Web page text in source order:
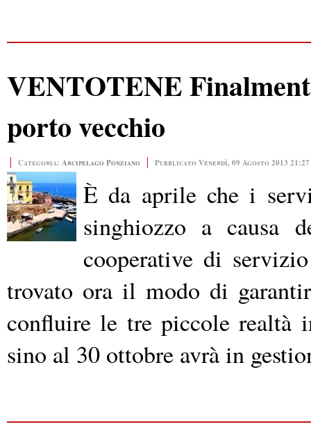
VENTOTENE
porto vecchio
Categoria: Arcipelago Ponziano Pubblicato Venerdì, 09 Agosto 2013 21:27
È da aprile che i
singhiozzo a causa
cooperative di
trovato ora il modo di
confluire le tre piccole realtà
sino al 30 ottobre avrà in